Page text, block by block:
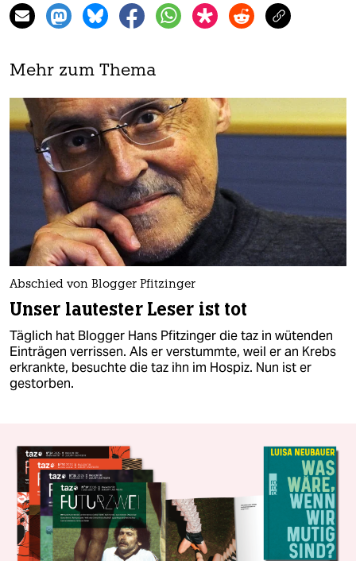
Mehr zum Thema
Abschied von Blogger Pfitzinger
Unser lautester Leser ist tot
Täglich hat Blogger Hans Pfitzinger die taz in wütenden
Einträgen verrissen. Als er verstummte, weil er an Krebs
erkrankte, besuchte die taz ihn im Hospiz. Nun ist er
gestorben.